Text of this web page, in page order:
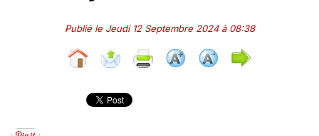
Publié le Jeudi 12 Septembre 2024 à 08:38